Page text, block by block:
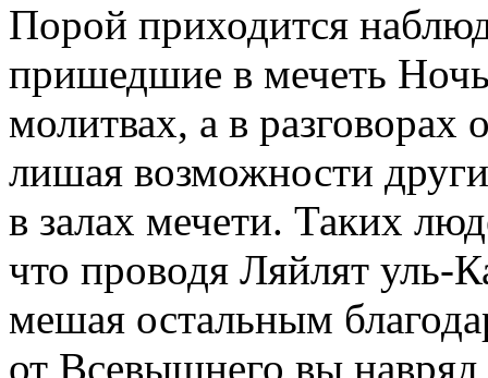
Порой приходится
пришедшие в мечеть
молитвах, а в
лишая возможности
в залах мечети. Таких
что проводя Ляйлят уль-
мешая остальным
от Всевышнего вы